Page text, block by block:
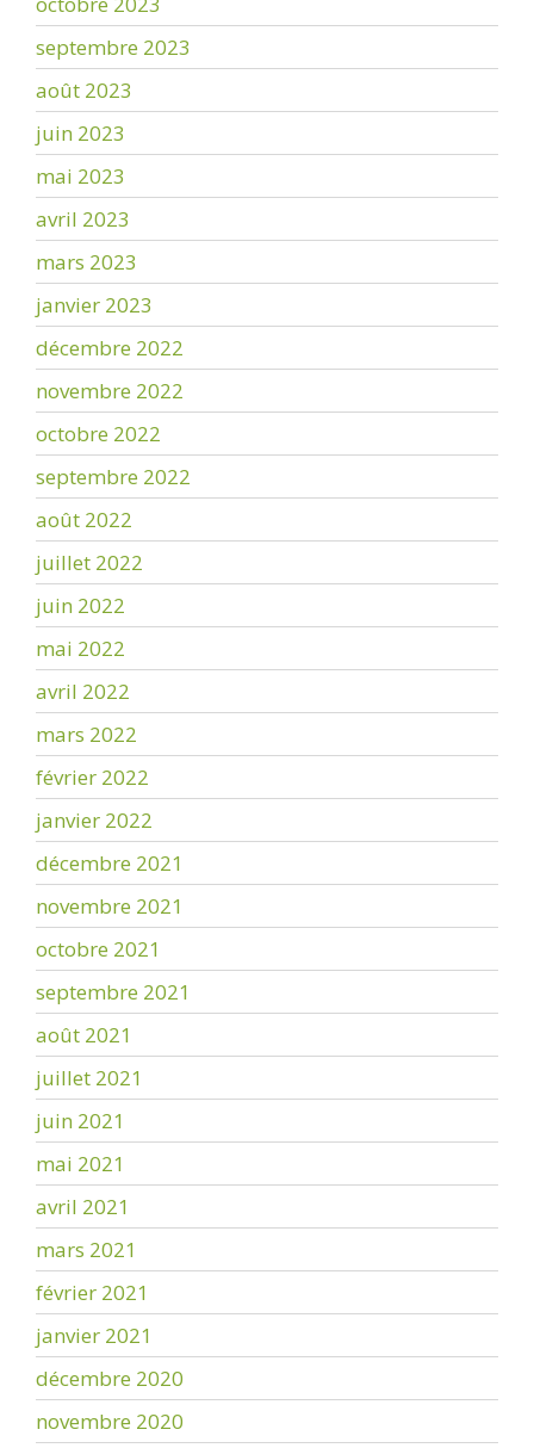
septembre 2023
août 2023
juin 2023
mai 2023
avril 2023
mars 2023
janvier 2023
décembre 2022
novembre 2022
octobre 2022
septembre 2022
août 2022
juillet 2022
juin 2022
mai 2022
avril 2022
mars 2022
février 2022
janvier 2022
décembre 2021
novembre 2021
octobre 2021
septembre 2021
août 2021
juillet 2021
juin 2021
mai 2021
avril 2021
mars 2021
février 2021
janvier 2021
décembre 2020
novembre 2020